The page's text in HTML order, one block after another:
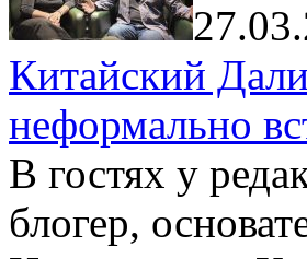
Китайский
неформально
В гостях у
блогер,